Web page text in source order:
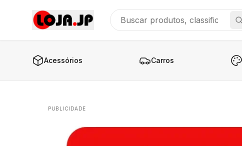
Acessórios Carros
PUBLICIDADE